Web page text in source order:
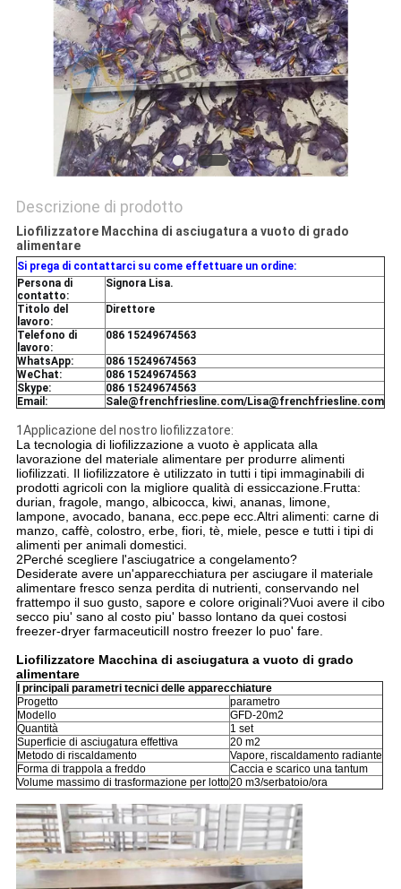
Descrizione di prodotto
Liofilizzatore Macchina di asciugatura a vuoto di grado
alimentare
Si prega di contattarci su come effettuare un ordine:
Persona di
contatto:
Signora Lisa.
Titolo del
lavoro:
Direttore
Telefono di
lavoro:
086 15249674563
WhatsApp:
086 15249674563
WeChat:
086 15249674563
Skype:
086 15249674563
Email:
Sale@frenchfriesline.com/Lisa@frenchfriesline.com
1Applicazione del nostro liofilizzatore:
La tecnologia di liofilizzazione a vuoto è applicata alla
lavorazione del materiale alimentare per produrre alimenti
liofilizzati. Il liofilizzatore è utilizzato in tutti i tipi immaginabili di
prodotti agricoli con la migliore qualità di essiccazione.Frutta:
durian, fragole, mango, albicocca, kiwi, ananas, limone,
lampone, avocado, banana, ecc.pepe ecc.Altri alimenti: carne di
manzo, caffè, colostro, erbe, fiori, tè, miele, pesce e tutti i tipi di
alimenti per animali domestici.
2Perché scegliere l'asciugatrice a congelamento?
Desiderate avere un'apparecchiatura per asciugare il materiale
alimentare fresco senza perdita di nutrienti, conservando nel
frattempo il suo gusto, sapore e colore originali?Vuoi avere il cibo
secco piu' sano al costo piu' basso lontano da quei costosi
freezer-dryer farmaceuticiIl nostro freezer lo puo' fare.
Liofilizzatore Macchina di asciugatura a vuoto di grado
alimentare
I principali parametri tecnici delle apparecchiature
Progetto
parametro
Modello
GFD-20m2
Quantità
1 set
Superficie di asciugatura effettiva
20 m2
Metodo di riscaldamento
Vapore, riscaldamento radiante
Forma di trappola a freddo
Caccia e scarico una tantum
Volume massimo di trasformazione per lotto20 m3/serbatoio/ora